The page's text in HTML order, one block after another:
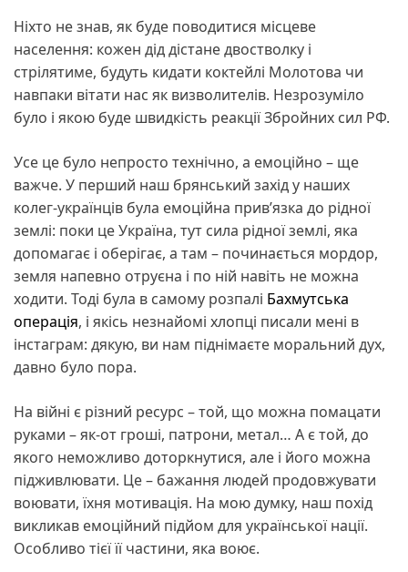
Ніхто не знав, як буде поводитися місцеве
населення: кожен дід дістане двостволку і
стрілятиме, будуть кидати коктейлі Молотова чи
навпаки вітати нас як визволителів. Незрозуміло
було і якою буде швидкість реакції Збройних сил РФ.
Усе це було непросто технічно, а емоційно – ще
важче. У перший наш брянський захід у наших
колег-українців була емоційна прив’язка до рідної
землі: поки це Україна, тут сила рідної землі, яка
допомагає і оберігає, а там – починається мордор,
земля напевно отруєна і по ній навіть не можна
ходити. Тоді була в самому розпалі Бахмутська
операція, і якісь незнайомі хлопці писали мені в
інстаграм: дякую, ви нам піднімаєте моральний дух,
давно було пора.
На війні є різний ресурс – той, що можна помацати
руками – як-от гроші, патрони, метал… А є той, до
якого неможливо доторкнутися, але і його можна
підживлювати. Це – бажання людей продовжувати
воювати, їхня мотивація. На мою думку, наш похід
викликав емоційний підйом для української нації.
Особливо тієї її частини, яка воює.